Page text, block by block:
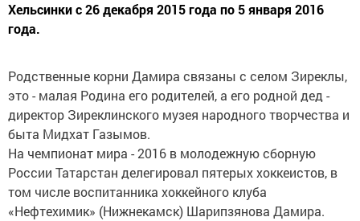
Хельсинки с 26 декабря 2015 года по 5 января 2016
года.
Родственные корни Дамира связаны с селом Зиреклы,
это - малая Родина его родителей, а его родной дед -
директор Зиреклинского музея народного творчества и
быта Мидхат Газымов.
На чемпионат мира - 2016 в молодежную сборную
России Татарстан делегировал пятерых хоккеистов, в
том числе воспитанника хоккейного клуба
«Нефтехимик» (Нижнекамск) Шарипзянова Дамира.